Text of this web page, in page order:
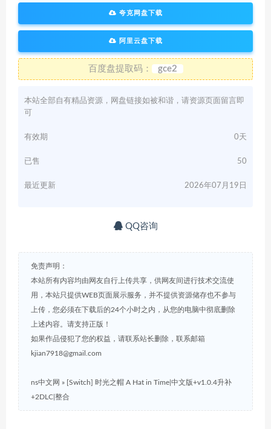
夸克网盘下载
阿里云盘下载
百度盘提取码： gce2
本站全部自有精品资源，网盘链接如被和谐，请资源页面留言即
可
有效期 0天
已售 50
最近更新 2026年07月19日
QQ咨询
免责声明：
本站所有内容均由网友自行上传共享，供网友间进行技术交流使
用，本站只提供WEB页面展示服务，并不提供资源储存也不参与
上传，您必须在下载后的24个小时之内，从您的电脑中彻底删除
上述内容。请支持正版！
如果作品侵犯了您的权益，请联系站长删除，联系邮箱
kjian7918@gmail.com
ns中文网 » [Switch] 时光之帽 A Hat in Time|中文版+v1.0.4升补
+2DLC|整合